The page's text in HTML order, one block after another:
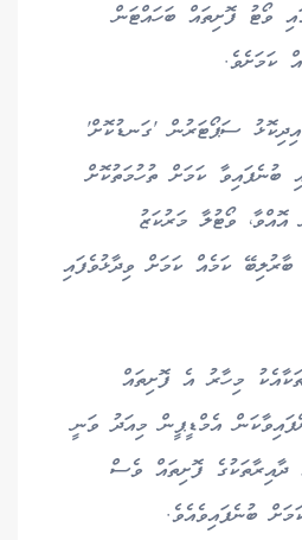
ވޯޓު ފޮށިތައް ބަހައްޓަން
ކަމަށެވެ.
ސަޕޯޓަރުން 'ގަނޑުކޮށް'
ބުނެފައިވާ ކަމަށް ތުހުމަތުކޮށް
ވޯޓުލާ މަރުކަޒު
ކަމެއް ކަމަށް ވިދާޅުވެފައި
މިހާރު އެ ފޮށިތައް
އެމްޑީޕީން މިއަދު ވަނީ
ދާއިރާތަކުގެ ފޮށިތައް ވެސް
ބުނެފައިވެއެވެ.